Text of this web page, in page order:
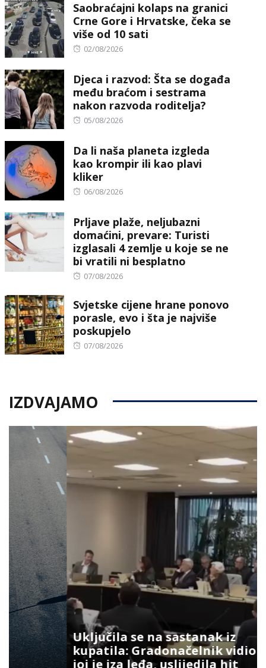
Saobraćajni kolaps na granici
Crne Gore i Hrvatske, čeka se
više od 10 sati
Posted
02/08/2026
Djeca i razvod: Šta se događa
među braćom i sestrama
nakon razvoda roditelja?
Posted
05/08/2026
Da li naša planeta izgleda
kao krompir ili kao plavi
kliker
Posted
06/08/2026
Prljave plaže, neljubazni
domaćini, prevare: Turisti
izglasali 4 zemlje u koje se ne
bi vratili ni besplatno
Posted
07/08/2026
Svjetske cijene hrane ponovo
porasle, evo i šta je najviše
poskupjelo
Posted
07/08/2026
IZDVAJAMO
Uključila se na sastanak iz
kupatila: Gradonačelnik vidio šta
joj je iza leđa, uslijedila hit